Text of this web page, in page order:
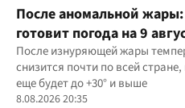
После аномальной
готовит погода на 9
После изнуряющей жары
снизится почти по всей
еще будет до +30° и выше
8.08.2026 20:35